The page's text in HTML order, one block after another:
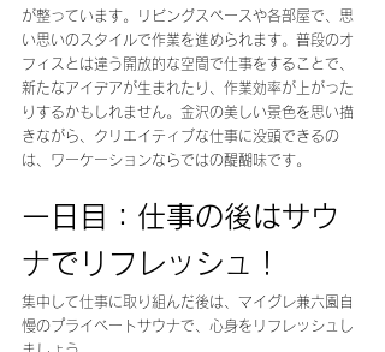
が整っています。リビングスペースや各部屋で、思
い思いのスタイルで作業を進められます。普段のオ
フィスとは違う開放的な空間で仕事をすることで、
新たなアイデアが生まれたり、作業効率が上がった
りするかもしれません。金沢の美しい景色を思い描
きながら、クリエイティブな仕事に没頭できるの
は、ワーケーションならではの醍醐味です。
一日目：仕事の後はサウ
ナでリフレッシュ！
集中して仕事に取り組んだ後は、マイグレ兼六園自
慢のプライベートサウナで、心身をリフレッシュし